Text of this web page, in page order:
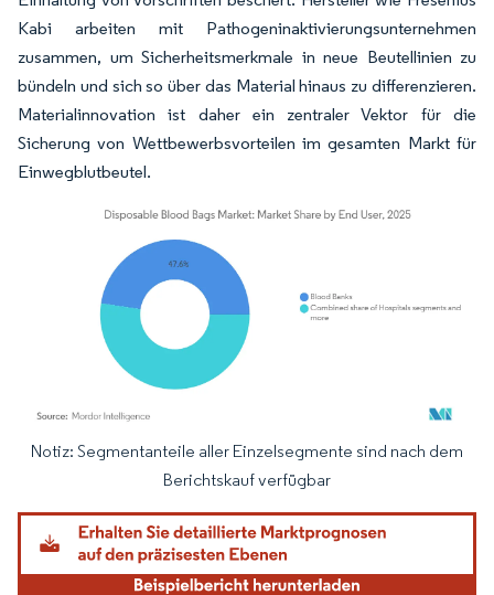
Kabi arbeiten mit Pathogeninaktivierungsunternehmen
zusammen, um Sicherheitsmerkmale in neue Beutellinien zu
bündeln und sich so über das Material hinaus zu differenzieren.
Materialinnovation ist daher ein zentraler Vektor für die
Sicherung von Wettbewerbsvorteilen im gesamten Markt für
Einwegblutbeutel.
Bild © Mordor Intelligence. Wiederverwendung erfordert Namensnennung
Notiz: Segmentanteile aller Einzelsegmente sind nach dem
Berichtskauf verfügbar